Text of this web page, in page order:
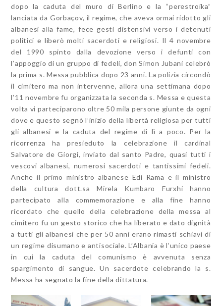
dopo la caduta del muro di Berlino e la “perestroika”
lanciata da Gorbaçov, il regime, che aveva ormai ridotto gli
albanesi alla fame, fece gesti distensivi verso i detenuti
politici e liberò molti sacerdoti e religiosi. Il 4 novembre
del 1990 spinto dalla devozione verso i defunti con
l’appoggio di un gruppo di fedeli, don Simon Jubani celebrò
la prima s. Messa pubblica dopo 23 anni. La polizia circondò
il cimitero ma non intervenne, allora una settimana dopo
l’11 novembre fu organizzata la seconda s. Messa e questa
volta vi parteciparono oltre 50 mila persone giunte da ogni
dove e questo segnò l’inizio della libertà religiosa per tutti
gli albanesi e la caduta del regime di lì a poco. Per la
ricorrenza ha presieduto la celebrazione il cardinal
Salvatore de Giorgi, inviato dal santo Padre, quasi tutti i
vescovi albanesi, numerosi sacerdoti e tantissimi fedeli.
Anche il primo ministro albanese Edi Rama e il ministro
della cultura dott.sa Mirela Kumbaro Furxhi hanno
partecipato alla commemorazione e alla fine hanno
ricordato che quello della celebrazione della messa al
cimitero fu un gesto storico che ha liberato e dato dignità
a tutti gli albanesi che per 50 anni erano rimasti schiavi di
un regime disumano e antisociale. L’Albania è l’unico paese
in cui la caduta del comunismo è avvenuta senza
spargimento di sangue. Un sacerdote celebrando la s.
Messa ha segnato la fine della dittatura.